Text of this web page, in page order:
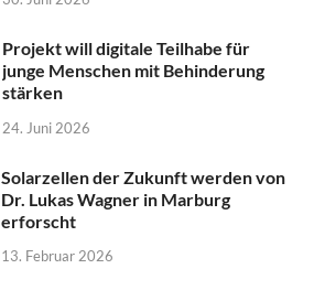
Projekt will digitale Teilhabe für
junge Menschen mit Behinderung
stärken
24. Juni 2026
Solarzellen der Zukunft werden von
Dr. Lukas Wagner in Marburg
erforscht
13. Februar 2026